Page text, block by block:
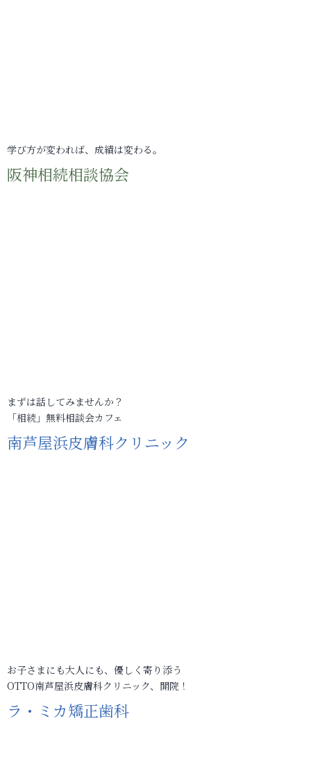
学び方が変われば、成績は変わる。
阪神相続相談協会
まずは話してみませんか？
「相続」無料相談会カフェ
南芦屋浜皮膚科クリニック
お子さまにも大人にも、優しく寄り添う
OTTO南芦屋浜皮膚科クリニック、開院！
ラ・ミカ矯正歯科